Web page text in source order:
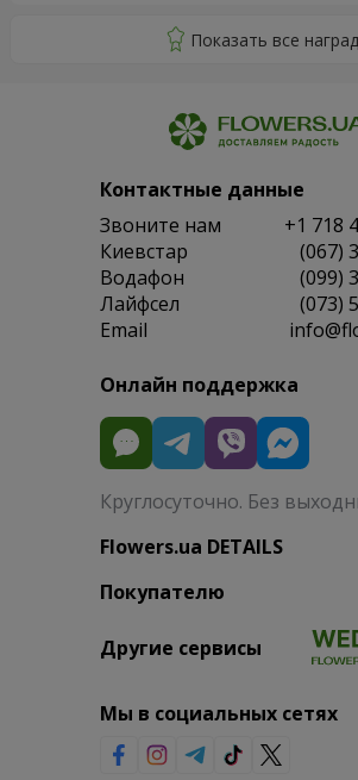
Контактные данные
Звоните нам
+1 718
Киевстар
(067)
Водафон
(099)
Лайфсел
(073)
Email
Онлайн поддержка
Круглосуточно. Без
Flowers.ua DETAILS
Покупателю
Другие сервисы
Мы в социальных сетях